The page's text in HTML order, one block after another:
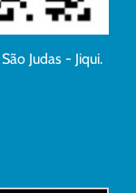
Judas - Jiqui.